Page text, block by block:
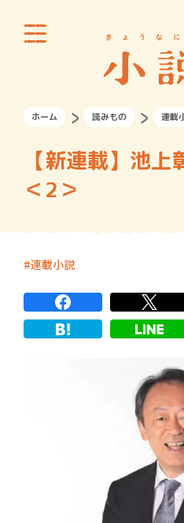
ホーム 読みもの 連載
【新連載】池
＜2＞
連載小説